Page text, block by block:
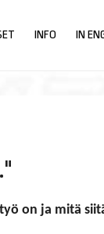
INFO IN
on ja mitä